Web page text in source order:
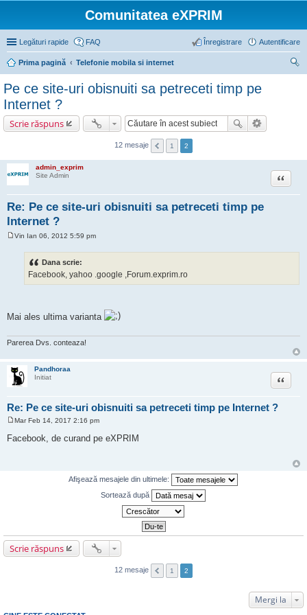
Comunitatea eXPRIM
Legături rapide FAQ Autentificare
Înregistrare
Prima pagină
Telefonie mobila si internet
Pe ce site-uri obisnuiti sa petreceti timp pe
Internet ?
Scrie răspuns
12 mesaje 1 2
admin_exprim
Site Admin
Re: Pe ce site-uri obisnuiti sa petreceti timp pe
Internet ?
Citat
Vin Ian 06, 2012 5:59 pm
Dana scrie:
Facebook, yahoo .google ,Forum.exprim.ro
Mai ales ultima varianta
Parerea Dvs. conteaza!
Pandhoraa
Initiat
Re: Pe ce site-uri obisnuiti sa petreceti timp pe Internet ?
Citat
e
s
Mar Feb 14, 2017 2:16 pm
Facebook, de curand pe eXPRIM
Afişează mesajele din ultimele:
Sortează după
Scrie răspuns
12 mesaje 1 2
Mergi la